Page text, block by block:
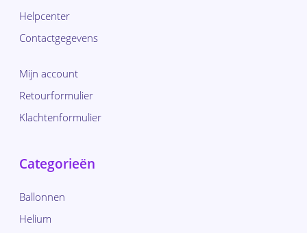
Helpcenter
Contactgegevens
Mijn account
Retourformulier
Klachtenformulier
Categorieën
Ballonnen
Helium